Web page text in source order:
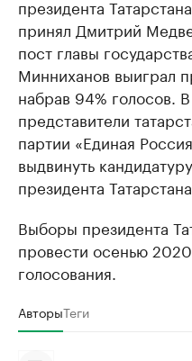
президента
принял Дмитрий
пост главы
Минниханов выиграл
набрав 94% голосов.
представители
партии «Единая
выдвинуть
президента
Выборы президента
провести осенью
голосования.
АвторыТеги